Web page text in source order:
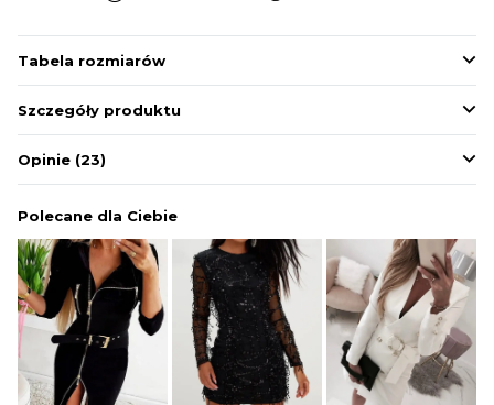
BIELIZNA
Tabela rozmiarów
Szczegóły produktu
Opinie (23)
Polecane dla Ciebie